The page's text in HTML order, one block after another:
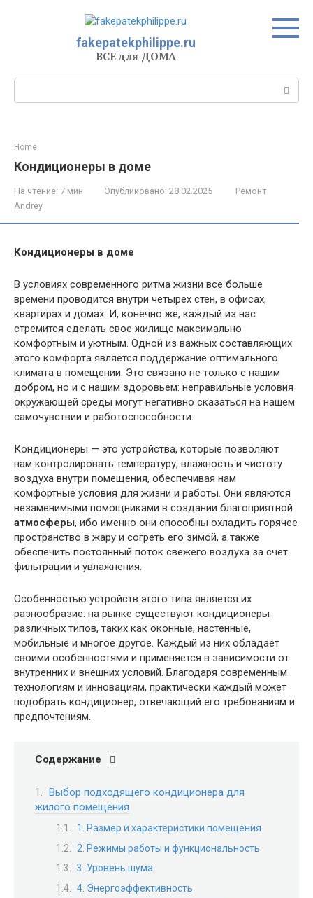
fakepatekphilippe.ru
ВСЕ для ДОМА
Home
Кондиционеры в доме
На чтение: 7 мин Опубликовано: 28.02.2025
Ремонт
Andrey
Кондиционеры в доме
В условиях современного ритма жизни все больше
времени проводится внутри четырех стен, в офисах,
квартирах и домах. И, конечно же, каждый из нас
стремится сделать свое жилище максимально
комфортным и уютным. Одной из важных составляющих
этого комфорта является поддержание оптимального
климата в помещении. Это связано не только с нашим
добром, но и с нашим здоровьем: неправильные условия
окружающей среды могут негативно сказаться на нашем
самочувствии и работоспособности.
Кондиционеры — это устройства, которые позволяют
нам контролировать температуру, влажность и чистоту
воздуха внутри помещения, обеспечивая нам
комфортные условия для жизни и работы. Они являются
незаменимыми помощниками в создании благоприятной
атмосферы, ибо именно они способны охладить горячее
пространство в жару и согреть его зимой, а также
обеспечить постоянный поток свежего воздуха за счет
фильтрации и увлажнения.
Особенностью устройств этого типа является их
разнообразие: на рынке существуют кондиционеры
различных типов, таких как оконные, настенные,
мобильные и многое другое. Каждый из них обладает
своими особенностями и применяется в зависимости от
внутренних и внешних условий. Благодаря современным
технологиям и инновациям, практически каждый может
подобрать кондиционер, отвечающий его требованиям и
предпочтениям.
Содержание
Выбор подходящего кондиционера для
жилого помещения
1. Размер и характеристики помещения
2. Режимы работы и функциональность
3. Уровень шума
4. Энергоэффективность